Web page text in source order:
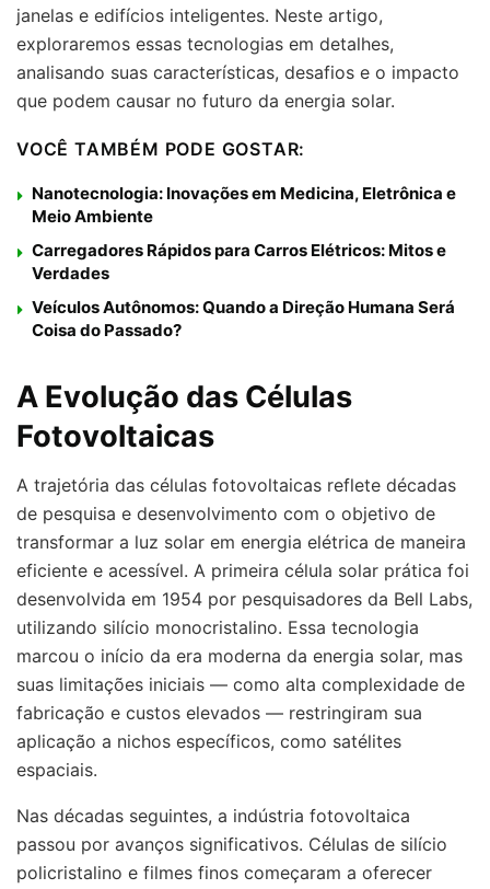
janelas e edifícios inteligentes. Neste artigo,
exploraremos essas tecnologias em detalhes,
analisando suas características, desafios e o impacto
que podem causar no futuro da energia solar.
VOCÊ TAMBÉM PODE GOSTAR:
Nanotecnologia: Inovações em Medicina, Eletrônica e
Meio Ambiente
Carregadores Rápidos para Carros Elétricos: Mitos e
Verdades
Veículos Autônomos: Quando a Direção Humana Será
Coisa do Passado?
A Evolução das Células
Fotovoltaicas
A trajetória das células fotovoltaicas reflete décadas
de pesquisa e desenvolvimento com o objetivo de
transformar a luz solar em energia elétrica de maneira
eficiente e acessível. A primeira célula solar prática foi
desenvolvida em 1954 por pesquisadores da Bell Labs,
utilizando silício monocristalino. Essa tecnologia
marcou o início da era moderna da energia solar, mas
suas limitações iniciais — como alta complexidade de
fabricação e custos elevados — restringiram sua
aplicação a nichos específicos, como satélites
espaciais.
Nas décadas seguintes, a indústria fotovoltaica
passou por avanços significativos. Células de silício
policristalino e filmes finos começaram a oferecer